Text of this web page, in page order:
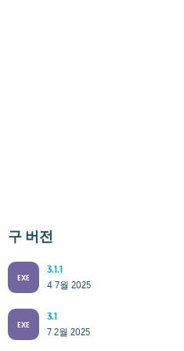
구 버전
EXE
3.1.1
4 7월 2025
EXE
3.1
7 2월 2025